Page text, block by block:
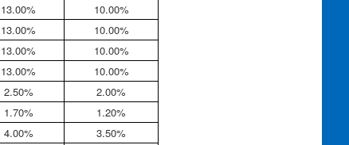
13.00%
10.00%
13.00%
10.00%
13.00%
10.00%
13.00%
10.00%
2.50%
2.00%
1.70%
1.20%
4.00%
3.50%